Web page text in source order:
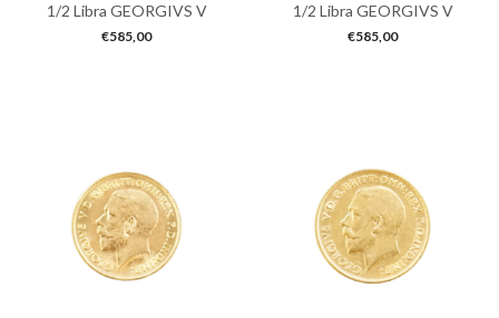
1/2 Libra GEORGIVS V
€585,00
1/2 Libra GEORGIVS V
€585,00